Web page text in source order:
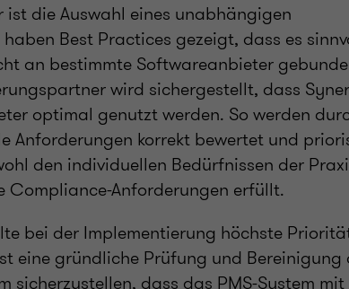
die Auswahl eines unabhängigen
Best Practices gezeigt, dass es
an bestimmte Softwareanbieter
wird sichergestellt, dass
optimal genutzt werden. So werden
Anforderungen korrekt bewertet und
den individuellen Bedürfnissen der
Anforderungen erfüllt.
bei der Implementierung höchste
eine gründliche Prüfung und Bereinigung
sicherzustellen, dass das PMS-System mit